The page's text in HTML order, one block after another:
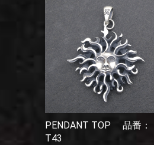
PENDANT TOP 品番：
T43